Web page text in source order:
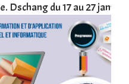
du 17 au 27 janvier 2022